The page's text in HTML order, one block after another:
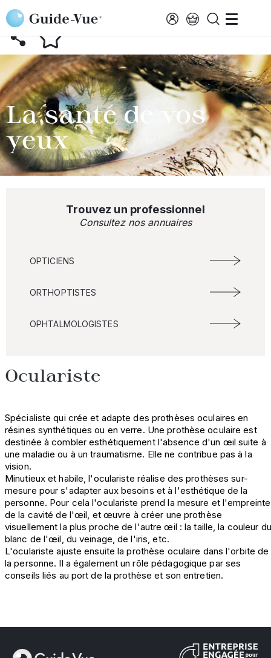
Aller au contenu principal
RETOUR AU GLOSSAIRE
La santé de vos
yeux
Trouvez un professionnel
Consultez nos annuaires
OPTICIENS
ORTHOPTISTES
OPHTALMOLOGISTES
Oculariste
Spécialiste qui crée et adapte des prothèses oculaires en
résines synthétiques ou en verre. Une prothèse oculaire est
destinée à combler esthétiquement l'absence d'un œil suite à
une maladie ou à un traumatisme. Elle ne contribue pas à la
vision.
Minutieux et habile, l'oculariste réalise des prothèses sur-
mesure pour s'adapter aux besoins et à l'esthétique de la
personne. Pour cela l'oculariste prend la mesure et l'empreinte
de la cavité de l'œil, et œuvre à créer une prothèse
visuellement la plus proche de l'autre œil : la taille, la couleur du
blanc de l'œil, du veinage, de l'iris, etc.
L'oculariste ajuste ensuite la prothèse oculaire dans l'orbite de
la personne. Il a également un rôle pédagogique par ses
conseils liés au port de la prothèse et son entretien.